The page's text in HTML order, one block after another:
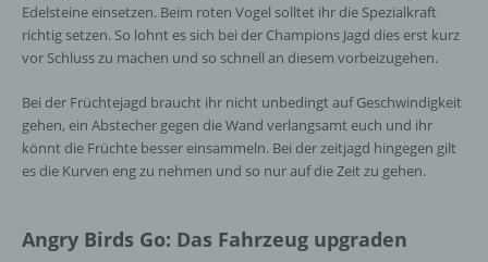
Edelsteine einsetzen. Beim roten Vogel solltet ihr die Spezialkraft
richtig setzen. So lohnt es sich bei der Champions Jagd dies erst kurz
vor Schluss zu machen und so schnell an diesem vorbeizugehen.
Bei der Früchtejagd braucht ihr nicht unbedingt auf Geschwindigkeit
gehen, ein Abstecher gegen die Wand verlangsamt euch und ihr
könnt die Früchte besser einsammeln. Bei der zeitjagd hingegen gilt
es die Kurven eng zu nehmen und so nur auf die Zeit zu gehen.
Angry Birds Go: Das Fahrzeug upgraden